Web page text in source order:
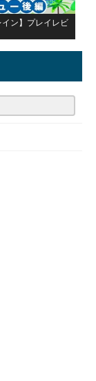
イン】プレイレビ